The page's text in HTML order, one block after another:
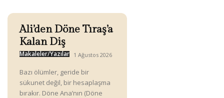
Ali’den Döne Tıraş’a
Kalan Diş
Makaleler/Yazılar 1 Ağustos 2026
Bazı ölümler, geride bir
sükunet değil, bir hesaplaşma
bırakır. Döne Ana’nın (Döne